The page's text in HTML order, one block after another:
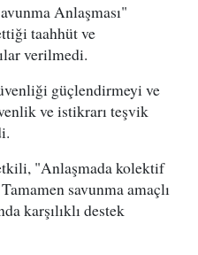
Anlaşması"
taahhüt ve
verilmedi.
güçlendirmeyi ve
ve istikrarı teşvik
"Anlaşmada kolektif
savunma amaçlı
karşılıklı destek